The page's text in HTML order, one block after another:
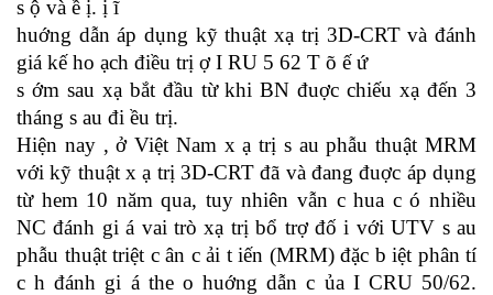
s ộ và ề ị. ị ĩ
huớng dẫn áp dụng kỹ thuật xạ trị 3D-CRT và đánh
giá kế ho ạch điều trị ợ I RU 5 62 T õ ế ứ
s ớm sau xạ bắt đầu từ khi BN đuợc chiếu xạ đến 3
tháng s au đi ều trị.
Hiện nay , ở Việt Nam x ạ trị s au phẫu thuật MRM
với kỹ thuật x ạ trị 3D-CRT đã và đang đuợc áp dụng
từ hem 10 năm qua, tuy nhiên vẫn c hua c ó nhiều
NC đánh gi á vai trò xạ trị bổ trợ đố i với UTV s au
phẫu thuật triệt c ân c ải t iến (MRM) đặc b iệt phân tí
c h đánh gi á the o huớng dẫn c ủa I CRU 50/62.